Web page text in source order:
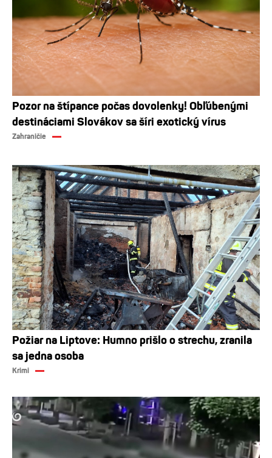
Pozor na štípance počas dovolenky! Obľúbenými
destináciami Slovákov sa šíri exotický vírus
Zahraničie
Požiar na Liptove: Humno prišlo o strechu, zranila
sa jedna osoba
Krimi